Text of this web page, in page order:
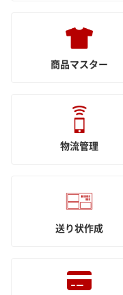
商品マスター
物流管理
送り状作成